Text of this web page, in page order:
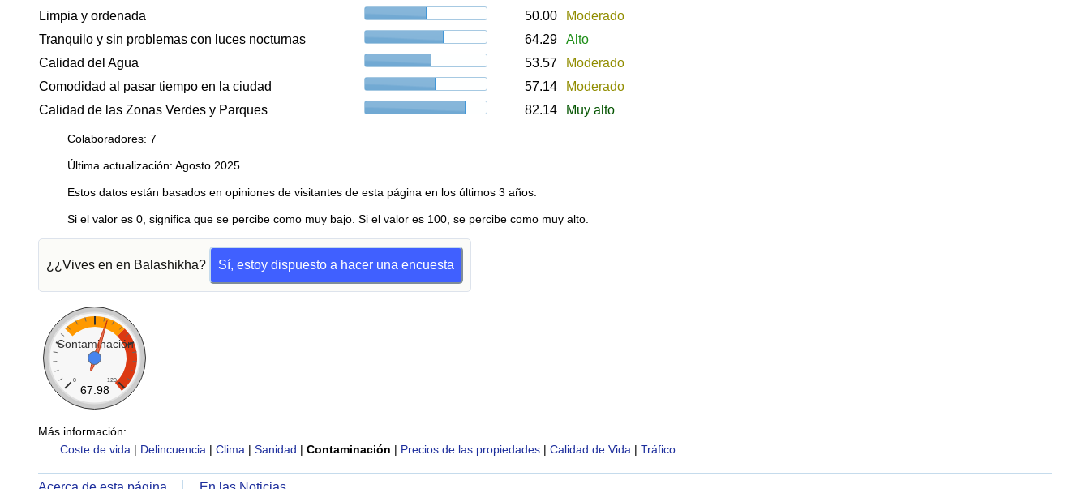
Limpia y ordenada
50.00
Moderado
Tranquilo y sin problemas con luces nocturnas
64.29
Alto
Calidad del Agua
53.57
Moderado
Comodidad al pasar tiempo en la ciudad
57.14
Moderado
Calidad de las Zonas Verdes y Parques
82.14 Muy alto
Colaboradores: 7
Última actualización: Agosto 2025
Estos datos están basados en opiniones de visitantes de esta página en los últimos 3 años.
Si el valor es 0, significa que se percibe como muy bajo. Si el valor es 100, se percibe como muy alto.
¿¿Vives en en Balashikha? Sí, estoy dispuesto a hacer una encuesta
Contaminación
0 120
67.98
Más información:
Coste de vida | Delincuencia | Clima | Sanidad | Contaminación | Precios de las propiedades | Calidad de Vida | Tráfico